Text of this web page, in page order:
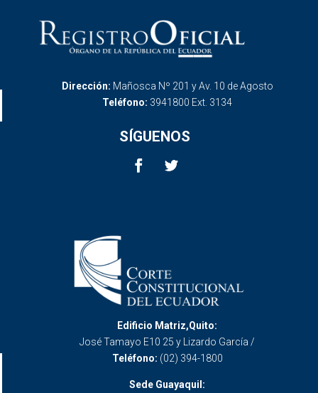
Dirección: Mañosca Nº 201 y Av. 10 de Agosto
Teléfono: 3941800 Ext. 3134
SÍGUENOS
Edificio Matriz,Quito:
José Tamayo E10 25 y Lizardo García /
Teléfono: (02) 394-1800
Sede Guayaquil: